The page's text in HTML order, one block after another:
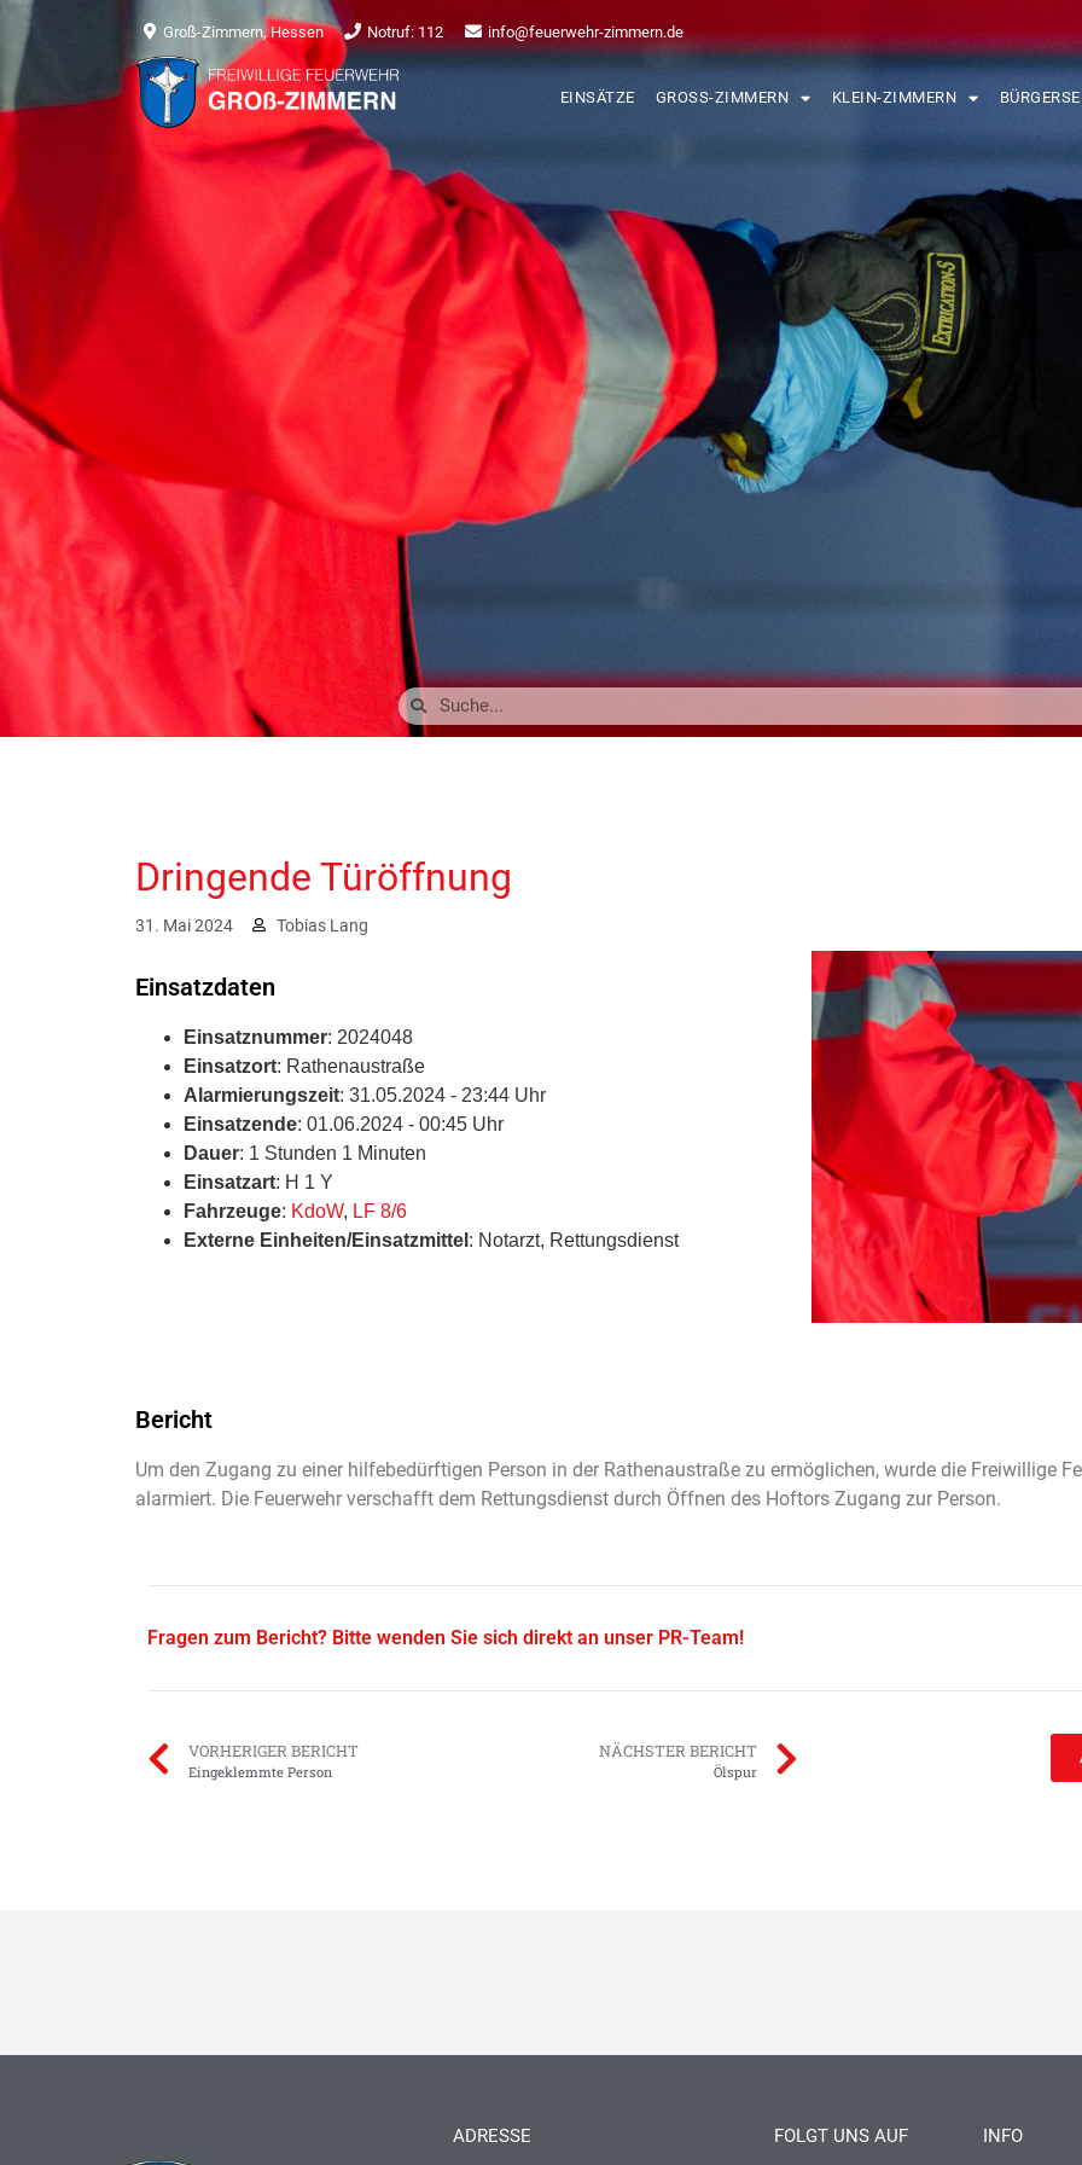
Groß-Zimmern, Hessen Notruf: 112 info@feuerwehr-zimmern.de
EINSÄTZE GROSS-ZIMMERN KLEIN-ZIMMERN
Dringende Türöffnung
31. Mai 2024 Tobias Lang
Einsatzdaten
Einsatznummer: 2024048
Einsatzort: Rathenaustraße
Alarmierungszeit: 31.05.2024 - 23:44 Uhr
Einsatzende: 01.06.2024 - 00:45 Uhr
Dauer: 1 Stunden 1 Minuten
Einsatzart: H 1 Y
Fahrzeuge: KdoW, LF 8/6
Externe Einheiten/Einsatzmittel : Notarzt, Rettungsdienst
Bericht
Um den Zugang zu einer hilfebedürftigen Person in der Rathenaustraße zu ermöglichen, wurde die Freiwillige
alarmiert. Die Feuerwehr verschafft dem Rettungsdienst durch Öffnen des Hoftors Zugang zur Person.
Fragen zum Bericht? Bitte wenden Sie sich direkt an unser PR-Team!
VORHERIGER BERICHT
Eingeklemmte Person
NÄCHSTER BERICHT
Ölspur
ADRESSE FOLGT UNS AUF INFO